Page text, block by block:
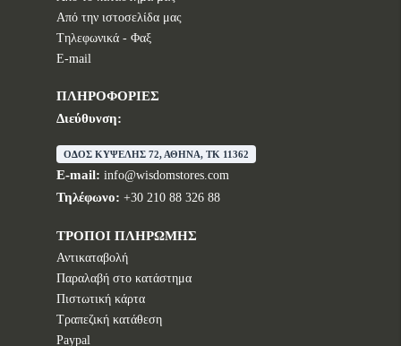
Από την ιστοσελίδα μας
Tηλεφωνικά - Φαξ
E-mail
ΠΛΗΡΟΦΟΡΙΕΣ
Διεύθυνση:
ΟΔΟΣ ΚΥΨΕΛΗΣ 72, ΑΘΗΝΑ, TK 11362
E-mail: info@wisdomstores.com
Τηλέφωνο: +30 210 88 326 88
ΤΡΟΠΟΙ ΠΛΗΡΩΜΗΣ
Αντικαταβολή
Παραλαβή στο κατάστημα
Πιστωτική κάρτα
Τραπεζική κατάθεση
Paypal